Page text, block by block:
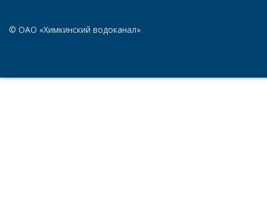
© ОАО «Химкинский водоканал»